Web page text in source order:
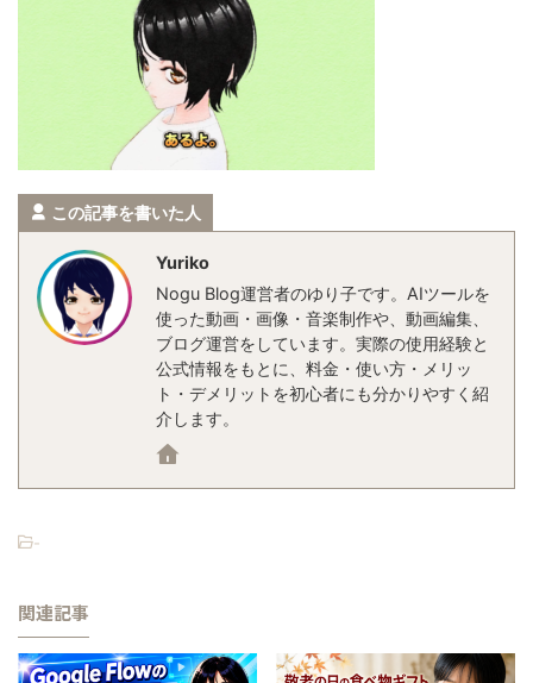
この記事を書いた人
Yuriko
Nogu Blog運営者のゆり子です。AIツールを
使った動画・画像・音楽制作や、動画編集、
ブログ運営をしています。実際の使用経験と
公式情報をもとに、料金・使い方・メリッ
ト・デメリットを初心者にも分かりやすく紹
介します。
-
関連記事